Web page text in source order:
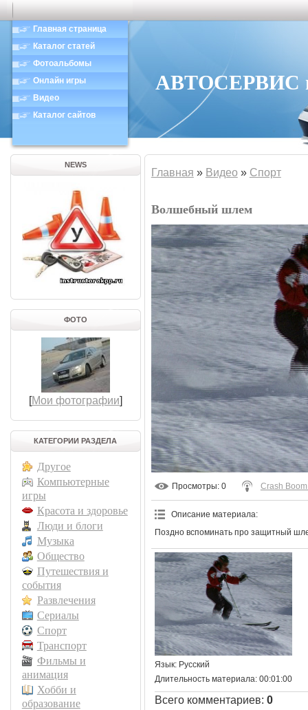
Главная страница
Каталог статей
Фотоальбомы
Онлайн игры
Видео
Каталог сайтов
АВТОСЕРВИС в
NEWS
ФОТО
[Мои фотографии]
КАТЕГОРИИ РАЗДЕЛА
Другое
Компьютерные
игры
Красота и здоровье
Люди и блоги
Музыка
Общество
Путешествия и
события
Развлечения
Сериалы
Спорт
Транспорт
Фильмы и
анимация
Хобби и
образование
Главная » Видео » Спорт
Волшебный шлем
Просмотры: 0 Crash
Описание материала:
Поздно вспоминать про защитный
Язык: Русский
Длительность материала: 00:01:00
Всего комментариев: 0